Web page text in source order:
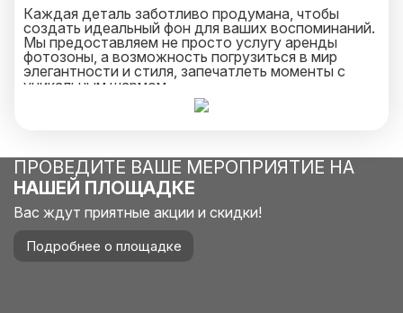
Каждая деталь заботливо продумана, чтобы
создать идеальный фон для ваших воспоминаний.
Мы предоставляем не просто услугу аренды
фотозоны, а возможность погрузиться в мир
элегантности и стиля, запечатлеть моменты с
уникальным шармом.
Доверьтесь нам, и ваше мероприятие станет
ПРОВЕДИТЕ ВАШЕ МЕРОПРИЯТИЕ НА
НАШЕЙ ПЛОЩАДКЕ
Вас ждут приятные акции и скидки!
Подробнее о площадке